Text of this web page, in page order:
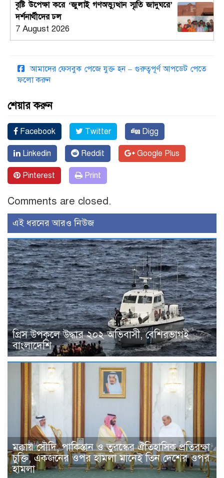
বৃষ্টি উপেক্ষা করে ‘জুলাই গণঅভ্যুত্থান স্মৃতি জাদুঘরে’
দর্শনার্থীদের ঢল
7 August 2026
আমাদের ফেসবুক পেজে যুক্ত হন – গুরুত্বপূর্ণ আপডেট পেতে
ফলো করুন
শেয়ার করুন
Facebook Twitter Digg
Linkedin Reddit Google Plus
Pinterest Print
Comments are closed.
এই ধরনের আরও নিউজ
গ্রিস উপকূলে উদ্ধার ২০২ অভিবাসী, বেশিরভাগই
বাংলাদেশি
মক্কায় সৌদি, পাকিস্তান ও তুরস্কের ঐতিহাসিক প্রতিরক্ষা
চুক্তি, একজনের ওপর হামলা মানেই তিন দেশের ওপর
হামলা